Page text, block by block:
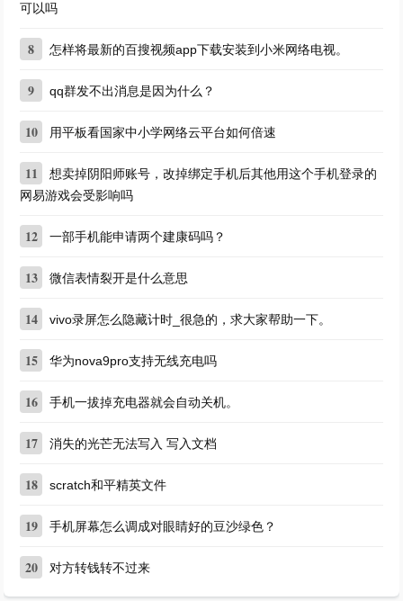
可以吗
8 怎样将最新的百搜视频app下载安装到小米网络电视。
9 qq群发不出消息是因为什么？
10 用平板看国家中小学网络云平台如何倍速
11
想卖掉阴阳师账号，改掉绑定手机后其他用这个手机登录的
网易游戏会受影响吗
12 一部手机能申请两个建康码吗？
13 微信表情裂开是什么意思
14 vivo录屏怎么隐藏计时_很急的，求大家帮助一下。
15 华为nova9pro支持无线充电吗
16 手机一拔掉充电器就会自动关机。
17 消失的光芒无法写入 写入文档
18 scratch和平精英文件
19 手机屏幕怎么调成对眼睛好的豆沙绿色？
20 对方转钱转不过来